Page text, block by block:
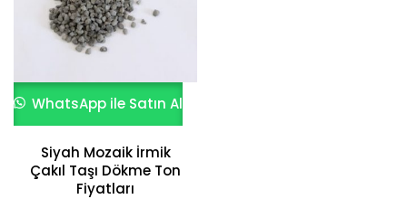
WhatsApp ile Satın Al
Siyah Mozaik İrmik
Çakıl Taşı Dökme Ton
Fiyatları